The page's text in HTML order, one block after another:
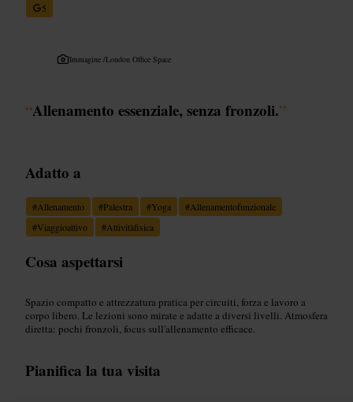
5
Immagine /London Office Space
“Allenamento essenziale, senza fronzoli.”
Adatto a
#Allenamento #Palestra #Yoga #Allenamentofunzionale
#Viaggioattivo #Attivitàfisica
Cosa aspettarsi
Spazio compatto e attrezzatura pratica per circuiti, forza e lavoro a
corpo libero. Le lezioni sono mirate e adatte a diversi livelli. Atmosfera
diretta: pochi fronzoli, focus sull'allenamento efficace.
Pianifica la tua visita